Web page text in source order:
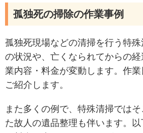
孤独死の掃除の作業事例
孤独死現場などの清掃を行う特
の状況や、亡くなられてからの
業内容・料金が変動します。作
ご紹介します。
また多くの例で、特殊清掃では
た故人の遺品整理も伴います。